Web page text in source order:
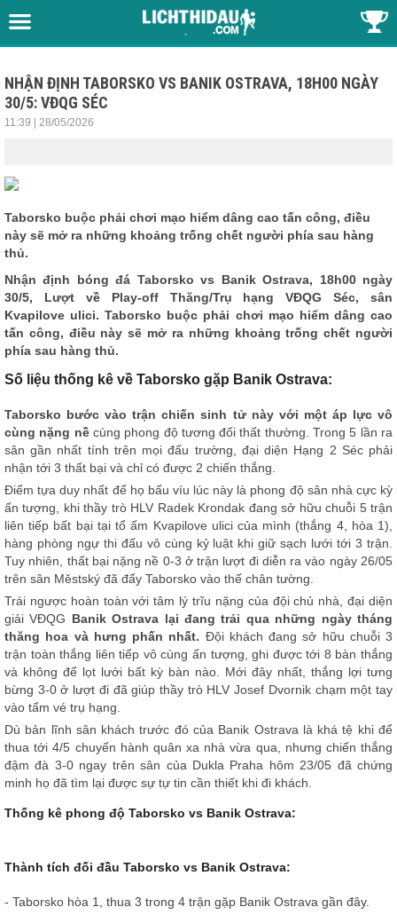
NHẬN ĐỊNH TABORSKO VS BANIK OSTRAVA, 18H00 NGÀY
30/5: VĐQG SÉC
11:39 | 28/05/2026
Taborsko buộc phải chơi mạo hiểm dâng cao tấn công, điều
này sẽ mở ra những khoảng trống chết người phía sau hàng
thủ.
Nhận định bóng đá Taborsko vs Banik Ostrava, 18h00 ngày
30/5, Lượt về Play-off Thăng/Trụ hạng VĐQG Séc, sân
Kvapilove ulici. Taborsko buộc phải chơi mạo hiểm dâng cao
tấn công, điều này sẽ mở ra những khoảng trống chết người
phía sau hàng thủ.
Số liệu thống kê về Taborsko gặp Banik Ostrava:
Taborsko bước vào trận chiến sinh tử này với một áp lực vô
cùng nặng nề cùng phong độ tương đối thất thường. Trong 5 lần ra
sân gần nhất tính trên mọi đấu trường, đại diện Hạng 2 Séc phải
nhận tới 3 thất bại và chỉ có được 2 chiến thắng.
Điểm tựa duy nhất để họ bấu víu lúc này là phong độ sân nhà cực kỳ
ấn tượng, khi thầy trò HLV Radek Krondak đang sở hữu chuỗi 5 trận
liên tiếp bất bại tại tổ ấm Kvapilove ulici của mình (thắng 4, hòa 1),
hàng phòng ngự thi đấu vô cùng kỷ luật khi giữ sạch lưới tới 3 trận.
Tuy nhiên, thất bại nặng nề 0-3 ở trận lượt đi diễn ra vào ngày 26/05
trên sân Městský đã đẩy Taborsko vào thế chân tường.
Trái ngược hoàn toàn với tâm lý trĩu nặng của đội chủ nhà, đại diện
giải VĐQG Banik Ostrava lại đang trải qua những ngày tháng
thăng hoa và hưng phấn nhất. Đội khách đang sở hữu chuỗi 3
trận toàn thắng liên tiếp vô cùng ấn tượng, ghi được tới 8 bàn thắng
và không để lọt lưới bất kỳ bàn nào. Mới đây nhất, thắng lợi tưng
bừng 3-0 ở lượt đi đã giúp thầy trò HLV Josef Dvornik chạm một tay
vào tấm vé trụ hạng.
Dù bản lĩnh sân khách trước đó của Banik Ostrava là khá tệ khi để
thua tới 4/5 chuyến hành quân xa nhà vừa qua, nhưng chiến thắng
đậm đà 3-0 ngay trên sân của Dukla Praha hôm 23/05 đã chứng
minh họ đã tìm lại được sự tự tin cần thiết khi đi khách.
Thống kê phong độ Taborsko vs Banik Ostrava:
Thành tích đối đầu Taborsko vs Banik Ostrava:
- Taborsko hòa 1, thua 3 trong 4 trận gặp Banik Ostrava gần đây.